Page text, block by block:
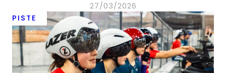
27/03/2026
PISTE